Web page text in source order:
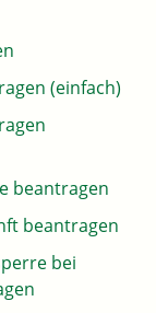
(einfach)
beantragen
beantragen
bei